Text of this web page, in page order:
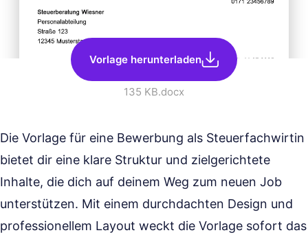
Vorlage herunterladen
135 KB.docx
Die Vorlage für eine Bewerbung als Steuerfachwirtin
bietet dir eine klare Struktur und zielgerichtete
Inhalte, die dich auf deinem Weg zum neuen Job
unterstützen. Mit einem durchdachten Design und
professionellem Layout weckt die Vorlage sofort das